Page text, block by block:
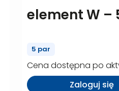
element W –
5 par
Cena dostępna po
Zaloguj się